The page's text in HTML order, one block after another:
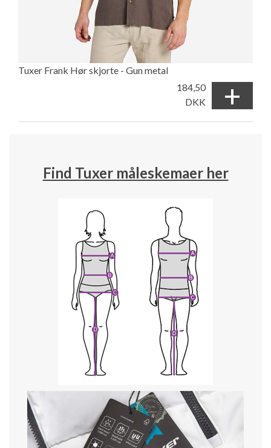
Tuxer Frank Hør skjorte - Gun metal
184,50
DKK
+
Find Tuxer måleskemaer her